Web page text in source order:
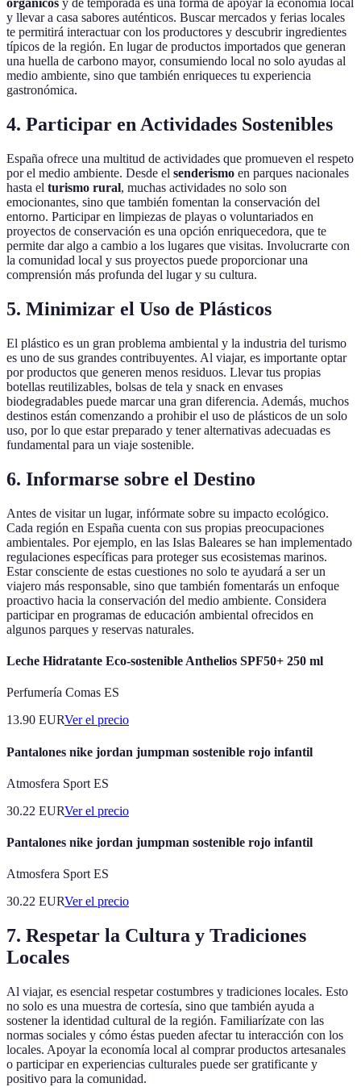
orgánicos y de temporada es una forma de apoyar la economía local
y llevar a casa sabores auténticos. Buscar mercados y ferias locales
te permitirá interactuar con los productores y descubrir ingredientes
típicos de la región. En lugar de productos importados que generan
una huella de carbono mayor, consumiendo local no solo ayudas al
medio ambiente, sino que también enriqueces tu experiencia
gastronómica.
4. Participar en Actividades Sostenibles
España ofrece una multitud de actividades que promueven el respeto
por el medio ambiente. Desde el senderismo en parques nacionales
hasta el turismo rural, muchas actividades no solo son
emocionantes, sino que también fomentan la conservación del
entorno. Participar en limpiezas de playas o voluntariados en
proyectos de conservación es una opción enriquecedora, que te
permite dar algo a cambio a los lugares que visitas. Involucrarte con
la comunidad local y sus proyectos puede proporcionar una
comprensión más profunda del lugar y su cultura.
5. Minimizar el Uso de Plásticos
El plástico es un gran problema ambiental y la industria del turismo
es uno de sus grandes contribuyentes. Al viajar, es importante optar
por productos que generen menos residuos. Llevar tus propias
botellas reutilizables, bolsas de tela y snack en envases
biodegradables puede marcar una gran diferencia. Además, muchos
destinos están comenzando a prohibir el uso de plásticos de un solo
uso, por lo que estar preparado y tener alternativas adecuadas es
fundamental para un viaje sostenible.
6. Informarse sobre el Destino
Antes de visitar un lugar, infórmate sobre su impacto ecológico.
Cada región en España cuenta con sus propias preocupaciones
ambientales. Por ejemplo, en las Islas Baleares se han implementado
regulaciones específicas para proteger sus ecosistemas marinos.
Estar consciente de estas cuestiones no solo te ayudará a ser un
viajero más responsable, sino que también fomentarás un enfoque
proactivo hacia la conservación del medio ambiente. Considera
participar en programas de educación ambiental ofrecidos en
algunos parques y reservas naturales.
Leche Hidratante Eco-sostenible Anthelios SPF50+ 250 ml
Perfumería Comas ES
13.90 EURVer el precio
Pantalones nike jordan jumpman sostenible rojo infantil
Atmosfera Sport ES
30.22 EURVer el precio
Pantalones nike jordan jumpman sostenible rojo infantil
Atmosfera Sport ES
30.22 EURVer el precio
7. Respetar la Cultura y Tradiciones
Locales
Al viajar, es esencial respetar costumbres y tradiciones locales. Esto
no solo es una muestra de cortesía, sino que también ayuda a
sostener la identidad cultural de la región. Familiarízate con las
normas sociales y cómo éstas pueden afectar tu interacción con los
locales. Apoyar la economía local al comprar productos artesanales
o participar en experiencias culturales puede ser gratificante y
positivo para la comunidad.